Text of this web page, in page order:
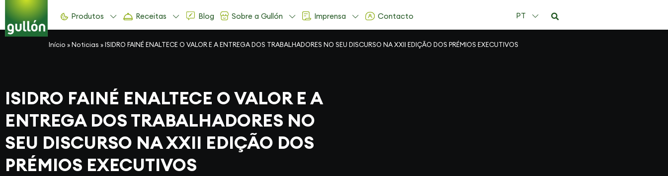
Produtos Receitas Blog Sobre a Gullón Imprensa Contacto PT
Início »Noticias »ISIDRO FAINÉ ENALTECE O VALOR E A ENTREGA DOS TRABALHADORES NO SEU DISCURSO NA XXII EDIÇÃO DOS PRÉMIOS EXECUTIVOS
ISIDRO FAINÉ ENALTECE O VALOR E A
ENTREGA DOS TRABALHADORES NO
SEU DISCURSO NA XXII EDIÇÃO DOS
PRÉMIOS EXECUTIVOS